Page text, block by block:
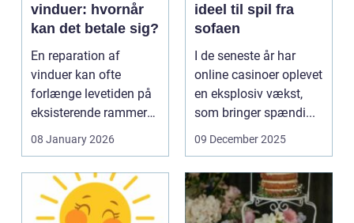
vinduer: hvornår
kan det betale sig?
En reparation af
vinduer kan ofte
forlænge levetiden på
eksisterende rammer
08 January 2026
ideel til spil fra
sofaen
I de seneste år har
online casinoer oplevet
en eksplosiv vækst,
som bringer spændi...
09 December 2025